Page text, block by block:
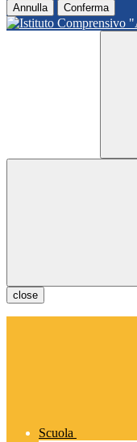
Annulla Conferma
close
Scuola